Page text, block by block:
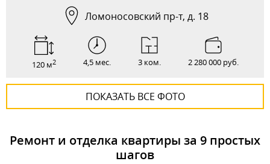
Ломоносовский пр-т, д. 18
120 м2 4,5 мес. 3 ком. 2 280 000 руб.
ПОКАЗАТЬ ВСЕ ФОТО
Ремонт и отделка квартиры за 9 простых
шагов